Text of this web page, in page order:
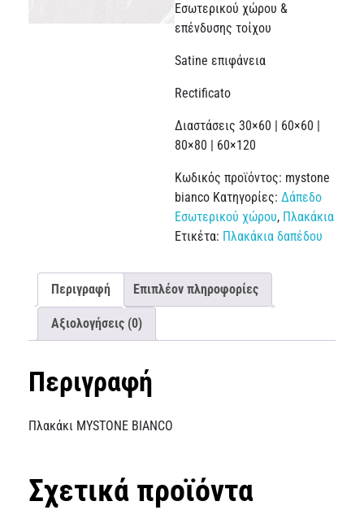
Εσωτερικού χώρου &
επένδυσης τοίχου
Satine επιφάνεια
Rectificato
Διαστάσεις 30×60 | 60×60 |
80×80 | 60×120
Κωδικός προϊόντος: mystone
bianco Κατηγορίες: Δάπεδο
Εσωτερικού χώρου, Πλακάκια
Ετικέτα: Πλακάκια δαπέδου
Περιγραφή Επιπλέον πληροφορίες
Αξιολογήσεις (0)
Περιγραφή
Πλακάκι MYSTONE BIANCO
Σχετικά προϊόντα